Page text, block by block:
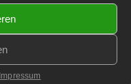
Impressum
Rechte vorbehalten.
DF-Media.at